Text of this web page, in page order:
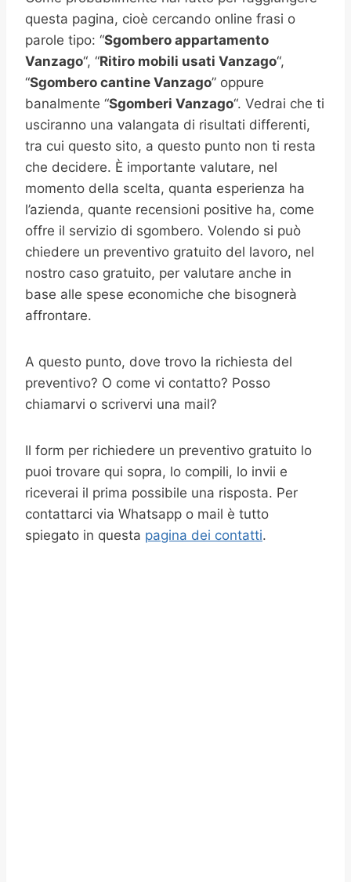
questa pagina, cioè cercando online frasi o
parole tipo: “Sgombero appartamento
Vanzago“, “Ritiro mobili usati Vanzago“,
“Sgombero cantine Vanzago” oppure
banalmente “Sgomberi Vanzago“. Vedrai che ti
usciranno una valangata di risultati differenti,
tra cui questo sito, a questo punto non ti resta
che decidere. È importante valutare, nel
momento della scelta, quanta esperienza ha
l’azienda, quante recensioni positive ha, come
offre il servizio di sgombero. Volendo si può
chiedere un preventivo gratuito del lavoro, nel
nostro caso gratuito, per valutare anche in
base alle spese economiche che bisognerà
affrontare.
A questo punto, dove trovo la richiesta del
preventivo? O come vi contatto? Posso
chiamarvi o scrivervi una mail?
Il form per richiedere un preventivo gratuito lo
puoi trovare qui sopra, lo compili, lo invii e
riceverai il prima possibile una risposta. Per
contattarci via Whatsapp o mail è tutto
spiegato in questa pagina dei contatti.